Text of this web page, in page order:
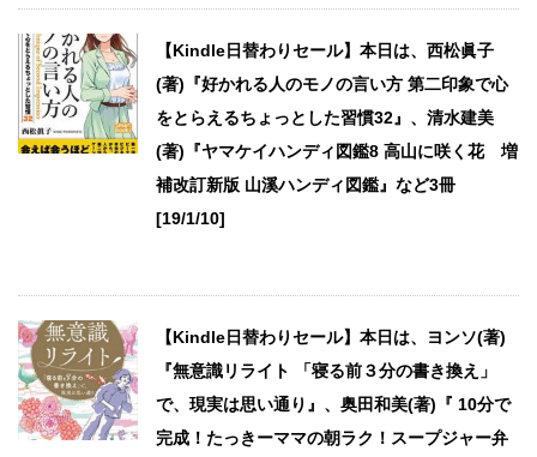
【Kindle日替わりセール】本日は、西松眞子
(著)『好かれる人のモノの言い方 第二印象で心
をとらえるちょっとした習慣32』、清水建美
(著)『ヤマケイハンディ図鑑8 高山に咲く花 増
補改訂新版 山溪ハンディ図鑑』など3冊
[19/1/10]
【Kindle日替わりセール】本日は、ヨンソ(著)
『無意識リライト 「寝る前３分の書き換え」
で、現実は思い通り』、奥田和美(著)『 10分で
完成！たっきーママの朝ラク！スープジャー弁